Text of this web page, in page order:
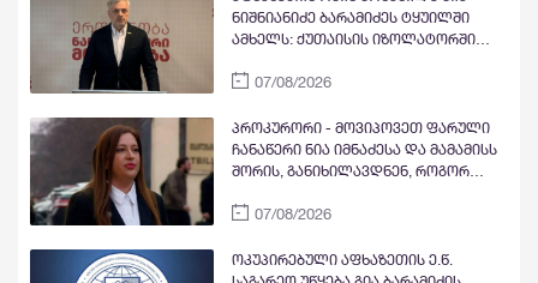
ნიშნიანიძე ბარამიძეს ტყუილში
ამხელს: ქუთაისის იზოლატორში
მეომარი, იმავე დღეს გავფრინდი
არძინბა, ოზგანი და ბესლან
კობახია, მოიყვანეს ჩვენი ბიჭები და
მოხდა გაცვლა ყველა ყველაზე. რა
ბარამიძე არც ყოფილა და არც
07/08/2026
პროკურორი - მოვიპოვეთ ფარული
ჩანაწერი ნია იმნაძესა და მამამისს
შორის, განიხილავდნენ, როგორ
ნიას მამა ამბობს, რომ არასწორად
სხვანაირად ვერ მოიქცეოდა,
თანამედროვე ეპოქაში სხვანაირად
07/08/2026
ოკუპირებული აფხაზეთის ე.წ.